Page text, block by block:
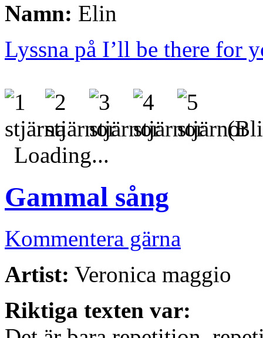
Namn: Elin
Lyssna på I’ll be there for
(Bli
Loading...
Gammal sång
Kommentera gärna
Artist: Veronica maggio
Riktiga texten var: